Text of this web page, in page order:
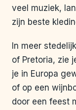
veel muziek,
zijn beste
In meer
of Pretoria, zie
je in Europa
of op een
door een feest